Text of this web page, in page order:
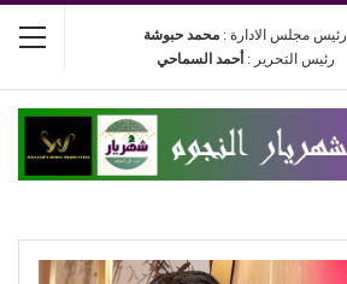
رئيس مجلس الادارة : محمد حبوشة
رئيس التحرير : أحمد السماحي